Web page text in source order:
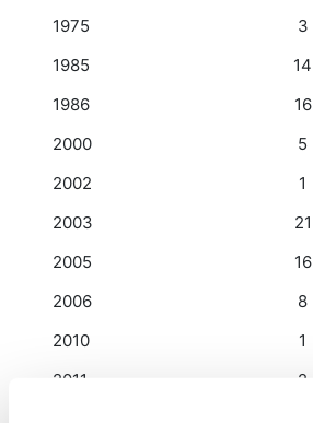
1975
3
1985
14
1986
16
2000
5
2002
1
2003
21
2005
16
2006
8
2010
1
2011
2